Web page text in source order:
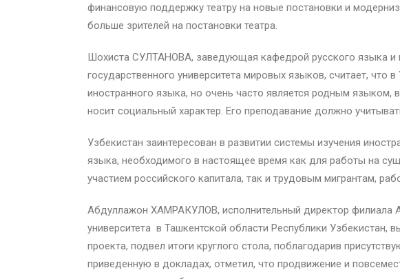
финансовую поддержку театру на новые постановки и
больше зрителей на постановки театра.
Шохиста СУЛТАНОВА, заведующая кафедрой русского языка и
государственного университета мировых языков, считает, что
иностранного языка, но очень часто является родным
носит социальный характер. Его преподавание должно
Узбекистан заинтересован в развитии системы изучения
языка, необходимого в настоящее время как для работы на
участием российского капитала, так и трудовым мигрантам,
Абдуллажон ХАМРАКУЛОВ, исполнительный директор филиала
университета в Ташкентской области Республики
проекта, подвел итоги круглого стола, поблагодарив
приведенную в докладах, отметил, что продвижение и